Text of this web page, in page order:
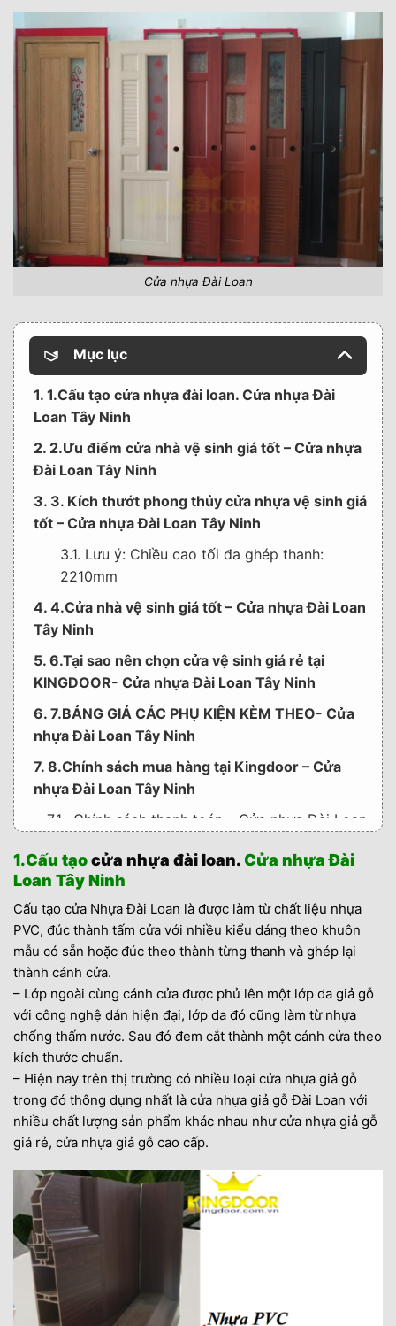
Cửa nhựa Đài Loan
Mục lục
1. 1.Cấu tạo cửa nhựa đài loan. Cửa nhựa Đài
Loan Tây Ninh
2. 2.Ưu điểm cửa nhà vệ sinh giá tốt – Cửa nhựa
Đài Loan Tây Ninh
3. 3. Kích thướt phong thủy cửa nhựa vệ sinh giá
tốt – Cửa nhựa Đài Loan Tây Ninh
3.1. Lưu ý: Chiều cao tối đa ghép thanh:
2210mm
4. 4.Cửa nhà vệ sinh giá tốt – Cửa nhựa Đài Loan
Tây Ninh
5. 6.Tại sao nên chọn cửa vệ sinh giá rẻ tại
KINGDOOR- Cửa nhựa Đài Loan Tây Ninh
6. 7.BẢNG GIÁ CÁC PHỤ KIỆN KÈM THEO- Cửa
nhựa Đài Loan Tây Ninh
7. 8.Chính sách mua hàng tại Kingdoor – Cửa
nhựa Đài Loan Tây Ninh
7.1. Chính sách thanh toán – Cửa nhựa Đài Loan
7.1.1. -Quy Trình Thanh toán chia làm 3 đợt : •
Đợt 1 : Quý khách đặt cọc 40% đơn hàng để
kế toán xác nhận và triển khai sản xuất hàng
cho quý khách. • Đợt 2 : Sau khi cửa được
giao tới nhà cho quý khách thì quý khách
thanh toán 40% để kế toán bố trí thợ hôm
sau xuống lắp dựng cho quý khách. • Đợt 3 :
Sau khi thợ lắp dựng hoàn thiện xong cho
quý khách, quý khách đã ok rồi thì thanh
toán 20 % còn lại cho thợ lắp dựng bằng tiền
mặt hoặc chuyển khoản.
7.2. Chi phí vận chuyển
7.3. Chi Phí lắp đặt
8. 9.Tin tức sản phẩm khách hàng có tham khảo
thêm sản phẩm – Cửa nhựa Đài Loan Tây Ninh
9. >>> Mời quý khách hàng xem thêm: Cửa
nhựa giả vân gỗ Composite tại Biên Hòa Đồng
Nai
9.1. Thông tin liên hệ và giải đáp thắc mắc sản
1.Cấu tạocửa nhựa đài loan.Cửa nhựa Đài
Loan Tây Ninh
Cấu tạo cửa Nhựa Đài Loan là được làm từ chất liệu nhựa
PVC, đúc thành tấm cửa với nhiều kiểu dáng theo khuôn
mẫu có sẵn hoặc đúc theo thành từng thanh và ghép lại
thành cánh cửa.
– Lớp ngoài cùng cánh cửa được phủ lên một lớp da giả gỗ
với công nghệ dán hiện đại, lớp da đó cũng làm từ nhựa
chống thấm nước. Sau đó đem cắt thành một cánh cửa theo
kích thước chuẩn.
– Hiện nay trên thị trường có nhiều loại cửa nhựa giả gỗ
trong đó thông dụng nhất là cửa nhựa giả gỗ Đài Loan với
nhiều chất lượng sản phẩm khác nhau như cửa nhựa giả gỗ
giá rẻ, cửa nhựa giả gỗ cao cấp.